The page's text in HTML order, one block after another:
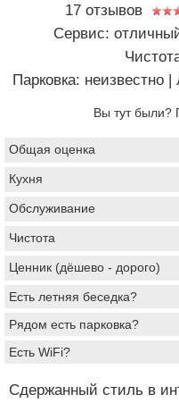
17 отзывов
Сервис:
Парковка: неизвестно |
Вы тут были?
Общая оценка
Кухня
Обслуживание
Чистота
Ценник (дёшево - дорого)
Есть летняя беседка?
Рядом есть парковка?
Есть WiFi?
Сдержанный стиль в